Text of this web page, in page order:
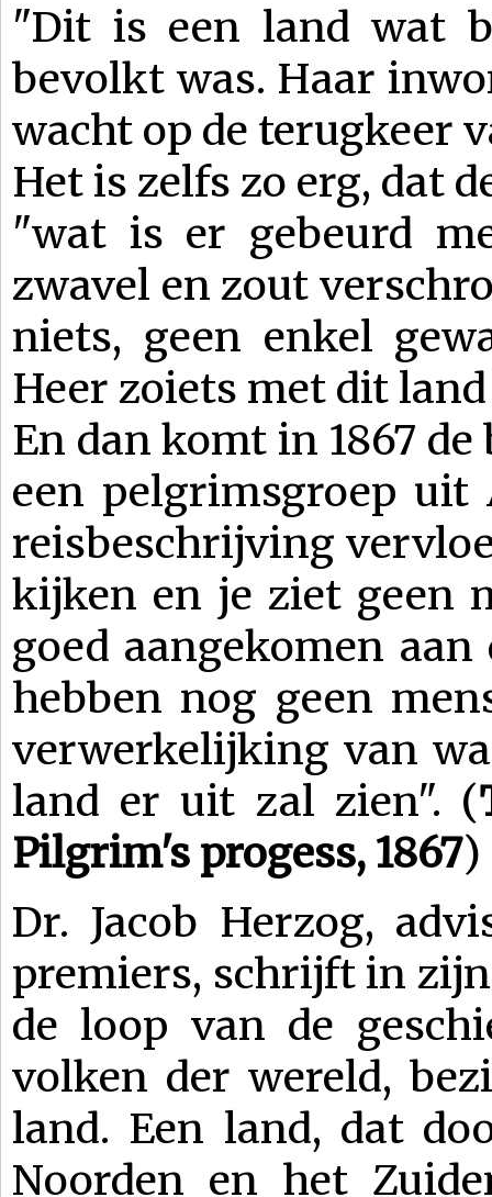
"Dit is een land wat
bevolkt was. Haar
wacht op de terugkeer
Het is zelfs zo erg, dat
"wat is er gebeurd
zwavel en zout
niets, geen enkel
Heer zoiets met dit
En dan komt in 1867
een pelgrimsgroep
reisbeschrijving
kijken en je ziet geen
goed aangekomen
hebben nog geen
verwerkelijking van
land er uit zal zien". (
Pilgrim's progess, 1867
Dr. Jacob Herzog,
premiers, schrijft in
de loop van de
volken der wereld,
land. Een land, dat
Noorden en het